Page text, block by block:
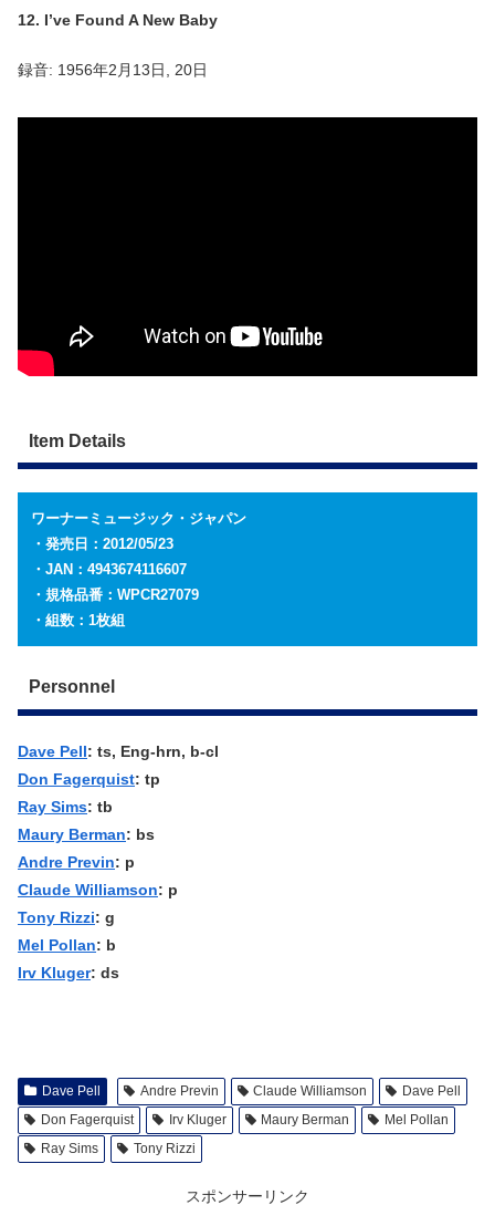
12. I’ve Found A New Baby
録音: 1956年2月13日, 20日
Item Details
ワーナーミュージック・ジャパン
・発売日：2012/05/23
・JAN：4943674116607
・規格品番：WPCR27079
・組数：1枚組
Personnel
Dave Pell: ts, Eng-hrn, b-cl
Don Fagerquist: tp
Ray Sims: tb
Maury Berman: bs
Andre Previn: p
Claude Williamson: p
Tony Rizzi: g
Mel Pollan: b
Irv Kluger: ds
Dave Pell Andre Previn Claude Williamson
Dave Pell
Don Fagerquist
Irv Kluger Maury Berman
Mel Pollan
Ray Sims
Tony Rizzi
スポンサーリンク